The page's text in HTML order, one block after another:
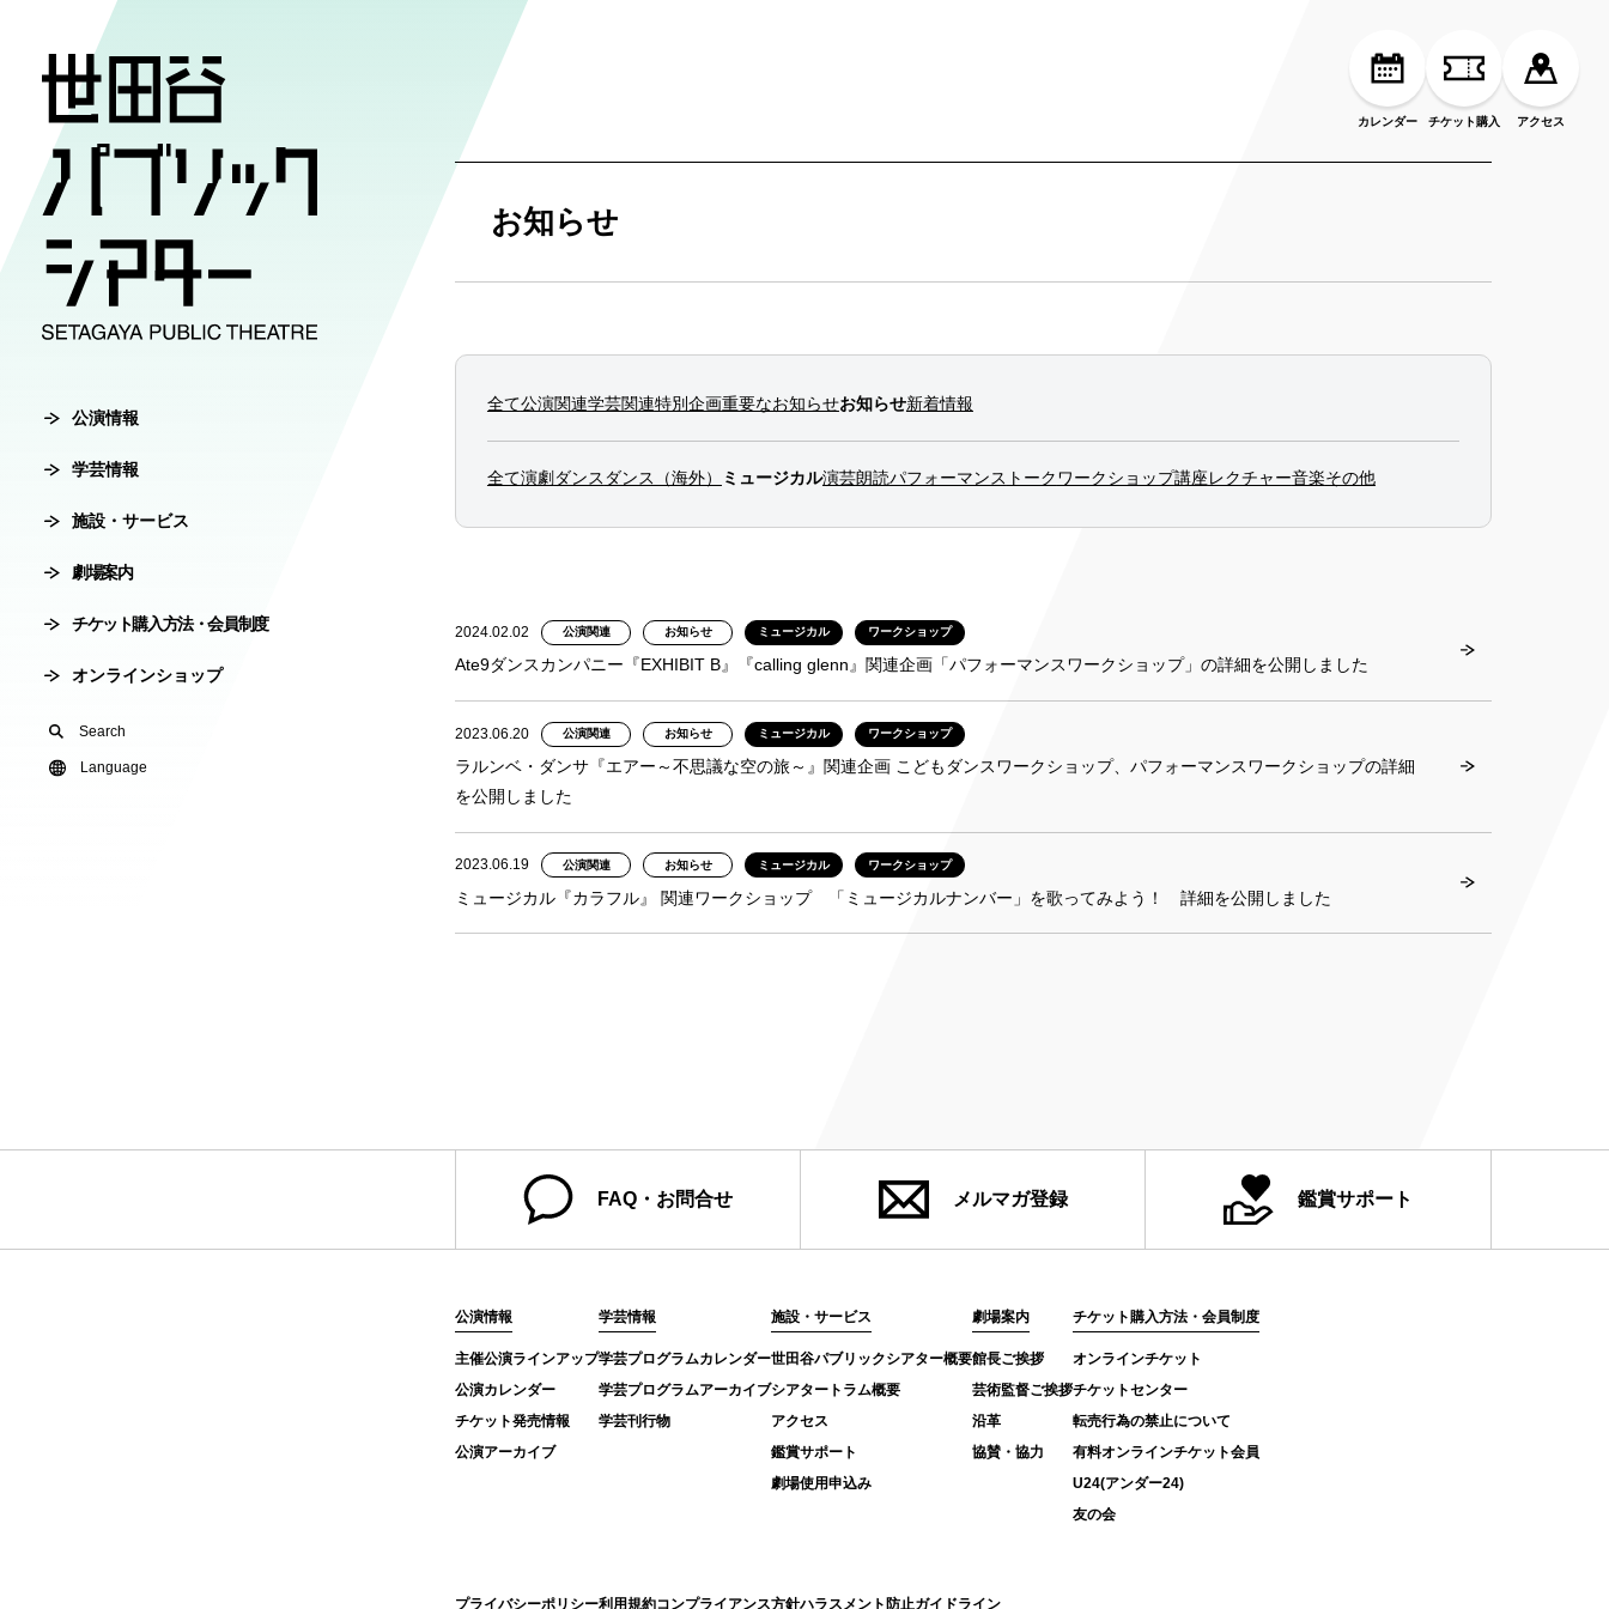
公演情報
公演情報
主催公演ラインアップ
公演カレンダー
チケット発売情報
公演アーカイブ
学芸情報
学芸情報
学芸プログラムカレンダー
学芸プログラムアーカイブ
学芸刊行物
施設・サービス
施設・サービス
世田谷パブリックシアター概要
シアタートラム概要
鑑賞サポート
劇場案内
劇場案内
館長ご挨拶
芸術監督ご挨拶
協賛・協力
チケット購入方法・会員制度
チケット購入方法・会員制度
オンラインチケット
転売行為の禁止について
有料オンラインチケット会員
友の会
オンラインショップ
Search
Language
カレンダー チケット購入 アクセス
お知らせ
全て公演関連学芸関連特別企画重要なお知らせお知らせ新着情報
全て演劇 ダンス ダンス（海外） ミュージカル演芸朗読パフォーマンス トークワークショップ講座レクチャー音楽その他
2024.02.02 公演関連 お知らせ ミュージカル ワークショップ
Ate9ダンスカンパニー『EXHIBIT B』『calling glenn』関連企画「パフォーマンスワークショップ」の詳細を公開しました
2023.06.20 公演関連 お知らせ ミュージカル ワークショップ
ラルンベ・ダンサ『エアー～不思議な空の旅～』関連企画 こどもダンスワークショップ、パフォーマンスワークショップの詳細
を公開しました
2023.06.19 公演関連 お知らせ ミュージカル ワークショップ
ミュージカル『カラフル』 関連ワークショップ 「ミュージカルナンバー」を歌ってみよう！ 詳細を公開しました
FAQ・お問合せ メルマガ登録 鑑賞サポート
公演情報
主催公演ラインアップ
公演カレンダー
チケット発売情報
公演アーカイブ
学芸情報
学芸プログラムカレンダー
学芸プログラムアーカイブ
学芸刊行物
施設・サービス
世田谷パブリックシアター概要
シアタートラム概要
アクセス
鑑賞サポート
劇場使用申込み
劇場案内
館長ご挨拶
芸術監督ご挨拶
沿革
協賛・協力
チケット購入方法・会員制度
オンラインチケット
チケットセンター
転売行為の禁止について
有料オンラインチケット会員
U24(アンダー24)
友の会
プライバシーポリシー利用規約コンプライアンス方針ハラスメント防止ガイドライン